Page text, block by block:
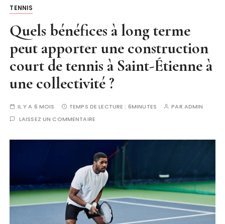
TENNIS
Quels bénéfices à long terme
peut apporter une construction
court de tennis à Saint-Étienne à
une collectivité ?
IL Y A 6 MOIS TEMPS DE LECTURE : 6MINUTES PAR ADMIN
LAISSEZ UN COMMENTAIRE